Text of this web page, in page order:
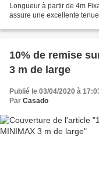
Longueur à partir de 4m
assure une excellente
10% de remise
3 m de large
Publié le 03/04/2020 à
Par Casado